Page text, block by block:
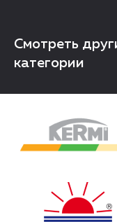
Смотреть
категории